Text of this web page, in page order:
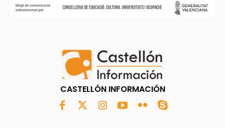
CASTELLÓN INFORMACIÓN